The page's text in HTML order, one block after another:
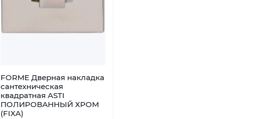
FORME Дверная накладка
сантехническая
квадратная ASTI
ПОЛИРОВАННЫЙ ХРОМ
(FIXA)